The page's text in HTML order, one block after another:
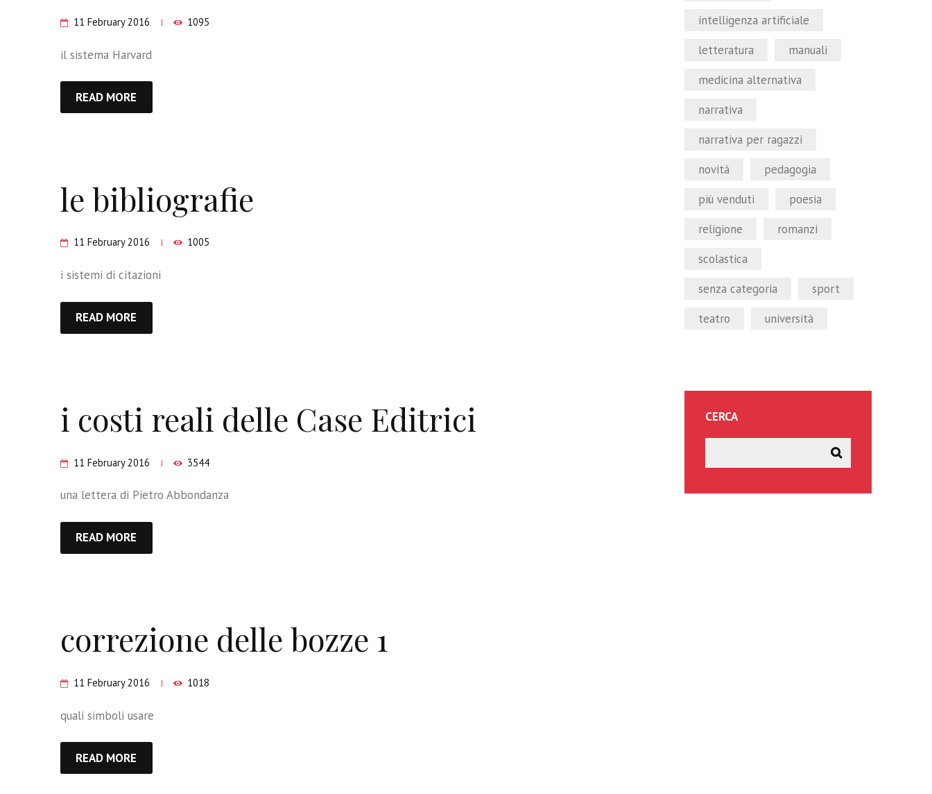
11 February 2016 1095
il sistema Harvard
READ MORE
le bibliografie
11 February 2016 1005
i sistemi di citazioni
READ MORE
i costi reali delle Case Editrici
11 February 2016 3544
una lettera di Pietro Abbondanza
READ MORE
correzione delle bozze 1
11 February 2016 1018
quali simboli usare
READ MORE
intelligenza artificiale
letteratura
manuali
medicina alternativa
narrativa
narrativa per ragazzi
novità
pedagogia
più venduti
poesia
religione
romanzi
scolastica
senza categoria
sport
teatro
università
CERCA